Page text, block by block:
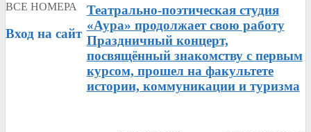
Театрально-поэтическая студия
«Аура» продолжает свою работу
Праздничный концерт,
посвящённый знакомству с первым
курсом, прошел на факультете
истории, коммуникации и туризма
ВСЕ НОМЕРА
Вход на сайт